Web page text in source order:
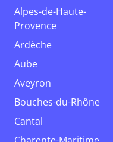
Alpes-de-Haute-
Provence
Ardèche
Aube
Aveyron
Bouches-du-Rhône
Cantal